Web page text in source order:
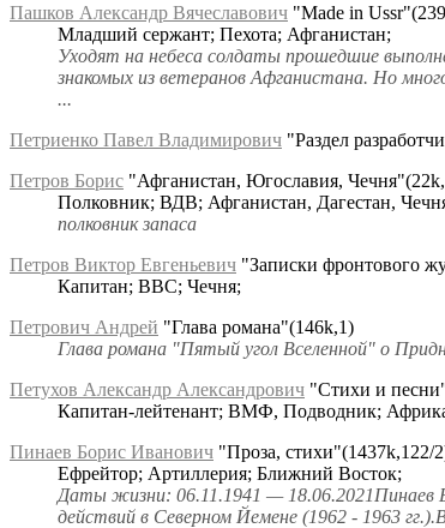
Пашков Александр Вячеславович "Made in
Младший сержант; Пехота; Афганистан;
Уходят на небеса солдаты прошедшие
знакомых из ветеранов Афганистана. Но
...
Петриенко Павел Владимирович "Раздел
Петров Борис "Афганистан, Югославия,
Полковник; ВДВ; Афганистан, Дагестан,
полковник запаса
Петров Виктор Евгеньевич "Записки фронтового
Капитан; ВВС; Чечня;
Петрович Андрей "Глава романа"(146k,1)
Глава романа "Пятый угол Вселенной" о
Петухов Александр Александрович "Стихи и
Капитан-лейтенант; ВМФ, Подводник;
Пинаев Борис Иванович "Проза, стихи"(1437k,122/
Ефрейтор; Артиллерия; Ближний Восток;
Даты жизни: 06.11.1941 — 18.06.2021Пинаев
действий в Северном Йемене (1962 - 1963